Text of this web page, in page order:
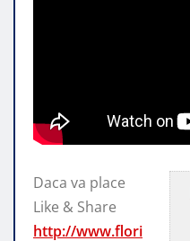
Daca va place
Like & Share
http://www.flori